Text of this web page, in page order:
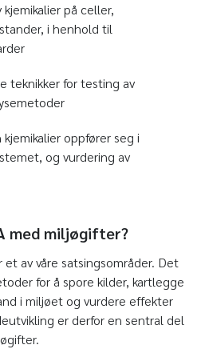
på celler,
i henhold til
teknikker for testing av
oppfører seg i
og vurdering av
med miljøgifter?
av våre satsingsområder. Det
for å spore kilder, kartlegge
i miljøet og vurdere effekter
er derfor en sentral del